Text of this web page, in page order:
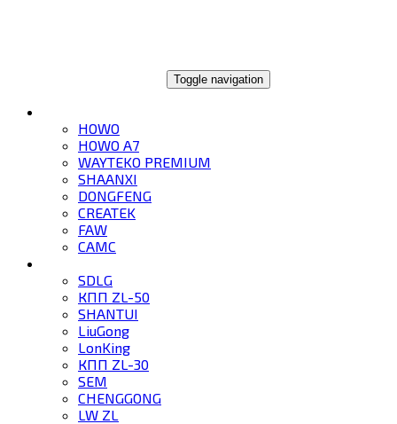
Toggle navigation
HOWO
HOWO A7
WAYTEKO PREMIUM
SHAANXI
DONGFENG
CREATEK
FAW
CAMC
SDLG
КПП ZL-50
SHANTUI
LiuGong
LonKing
КПП ZL-30
SEM
CHENGGONG
LW ZL